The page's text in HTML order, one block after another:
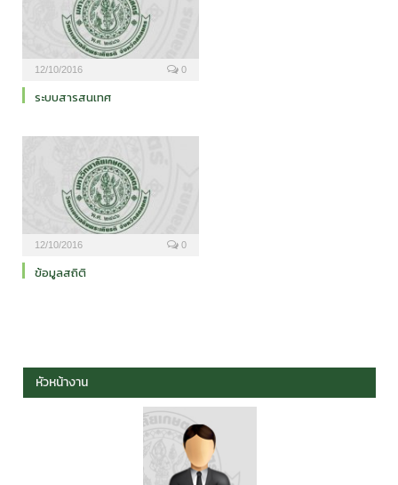
12/10/2016 0
ระบบสารสนเทศ
12/10/2016 0
ข้อมูลสถิติ
หัวหน้างาน